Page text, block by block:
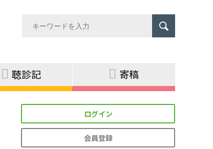
聴診記 寄稿
ログイン
会員登録